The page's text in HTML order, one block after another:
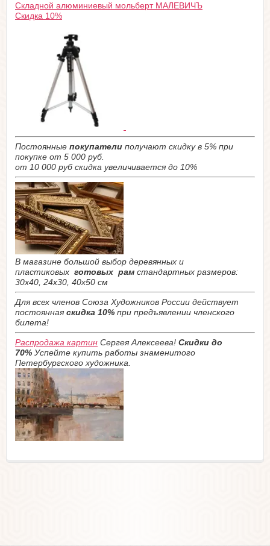
Складной алюминиевый мольберт МАЛЕВИЧЪ
Скидка 10%
Постоянные покупатели получают скидку в 5% при
покупке от 5 000 руб.
от 10 000 руб скидка увеличивается до 10%
В магазине большой выбор деревянных и
пластиковых готовых рам стандартных размеров:
30х40, 24х30, 40х50 см
Для всех членов Союза Художников России действует
постоянная скидка 10% при предъявлении членского
билета!
Распродажа картин Сергея Алексеева! Скидки до
70% Успейте купить работы знаменитого
Петербургского художника.